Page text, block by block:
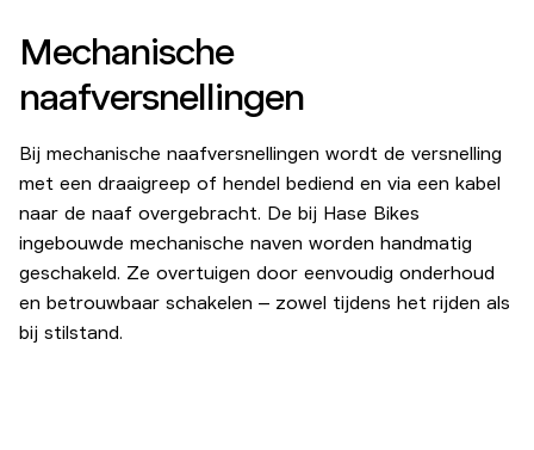
Mechanische
naafversnellingen
Bij mechanische naafversnellingen wordt de versnelling
met een draaigreep of hendel bediend en via een kabel
naar de naaf overgebracht. De bij Hase Bikes
ingebouwde mechanische naven worden handmatig
geschakeld. Ze overtuigen door eenvoudig onderhoud
en betrouwbaar schakelen – zowel tijdens het rijden als
bij stilstand.